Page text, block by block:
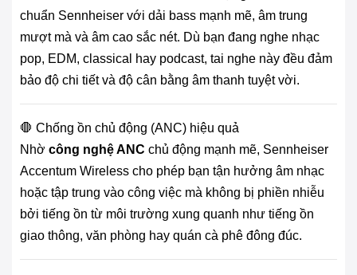
chuẩn Sennheiser với dải bass mạnh mẽ, âm trung
mượt mà và âm cao sắc nét. Dù bạn đang nghe nhạc
pop, EDM, classical hay podcast, tai nghe này đều đảm
bảo độ chi tiết và độ cân bằng âm thanh tuyệt vời.
🛑 Chống ồn chủ động (ANC) hiệu quả
Nhờ công nghệ ANC chủ động mạnh mẽ, Sennheiser
Accentum Wireless cho phép bạn tận hưởng âm nhạc
hoặc tập trung vào công việc mà không bị phiền nhiễu
bởi tiếng ồn từ môi trường xung quanh như tiếng ồn
giao thông, văn phòng hay quán cà phê đông đúc.